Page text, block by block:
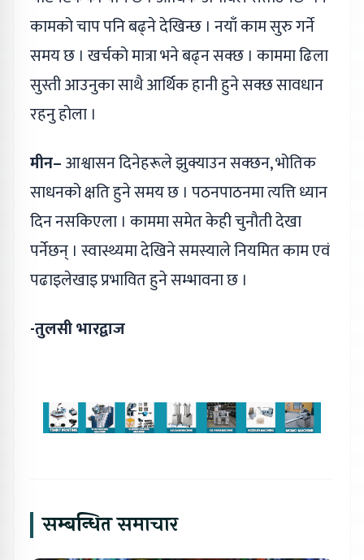
कामको चाप पनि बढ्ने देखिन्छ । नयाँ काम सुरु गर्ने
समय छ । खर्चको मात्रा भने बढ्न सक्छ । काममा ढिला
सुस्ती आउनुका साथै आर्थिक हानी हुने सक्छ सावधान
रहनु होला ।
मीन–आश्वासन दिनेहरूले झुक्याउन सक्छन, भोतिक
साधनको क्षति हुने समय छ । पठनपाठनमा त्यत्ति ध्यान
दिन नसकिएला । काममा समेत केही चुनौती देखा
पर्नेछन् । स्वास्थ्यमा देखिने समस्याले नियमित काम एवं
पढाइलेखाइ प्रभावित हुने सम्भावना छ ।
-तुलसी भारद्वाज
सम्बन्धित समाचार